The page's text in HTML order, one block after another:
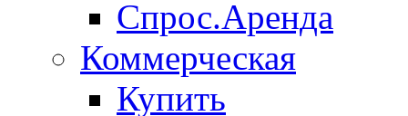
Спрос.Аренда
Коммерческая
Купить